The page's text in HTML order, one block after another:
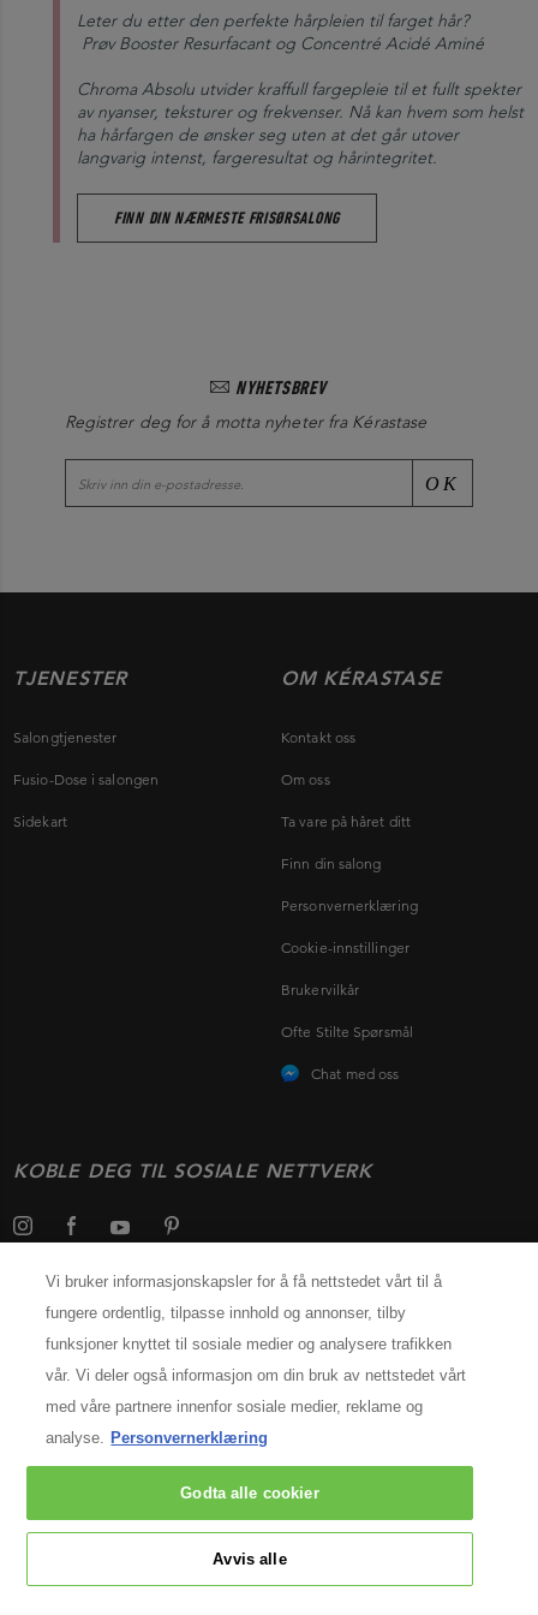
sensibilisert eller skadet, fargebehandlet hår, hovedsakelig
Denne lyserosa, kremaktige gelkonsistensen, beriket med en
kombinasjon av aminosyre og Centella Asiatica, fukter håret
avta eller falme.
Fargen blir frisket opp med 74 % mer skinnende glans*.
Leter du etter den perfekte hårpleien til farget hår?
Prøv Booster Resurfacant og Concentré Acidé Aminé
Chroma Absolu utvider kraffull fargepleie til et fullt spekter
av nyanser, teksturer og frekvenser. Nå kan hvem som helst
ha hårfargen de ønsker seg uten at det går utover
langvarig intenst, fargeresultat og hårintegritet.
FINN DIN NÆRMESTE FRISØRSALONG
NYHETSBREV
Registrer deg for å motta nyheter fra Kérastase
OK
TJENESTER
Salongtjenester
Fusio-Dose i salongen
Sidekart
OM KÉRASTASE
Kontakt oss
Om oss
Ta vare på håret ditt
Finn din salong
Personvernerklæring
Cookie-innstillinger
Brukervilkår
Ofte Stilte Spørsmål
Chat med oss
KOBLE DEG TIL SOSIALE NETTVERK
Velg ditt land
INFORMASJON OM PRODUSENTEN
Kérastase Paris
14, rue Royale 75008 Paris
[email protected]
© 2025 Kérastase. All rights reserved
Vi bruker informasjonskapsler for å få nettstedet vårt til å
fungere ordentlig, tilpasse innhold og annonser, tilby
funksjoner knyttet til sosiale medier og analysere trafikken
vår. Vi deler også informasjon om din bruk av nettstedet vårt
med våre partnere innenfor sosiale medier, reklame og
analyse. Personvernerklæring
Avvis alle
Godta alle cookier